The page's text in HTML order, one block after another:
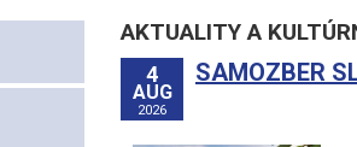
AKTUALITY A
4
AUG
2026
SAMOZBER